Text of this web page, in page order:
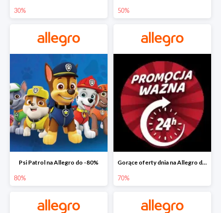
30% 50%
Psi Patrol na Allegro do -80%
80%
Gorące oferty dnia na Allegro do -50%
70%